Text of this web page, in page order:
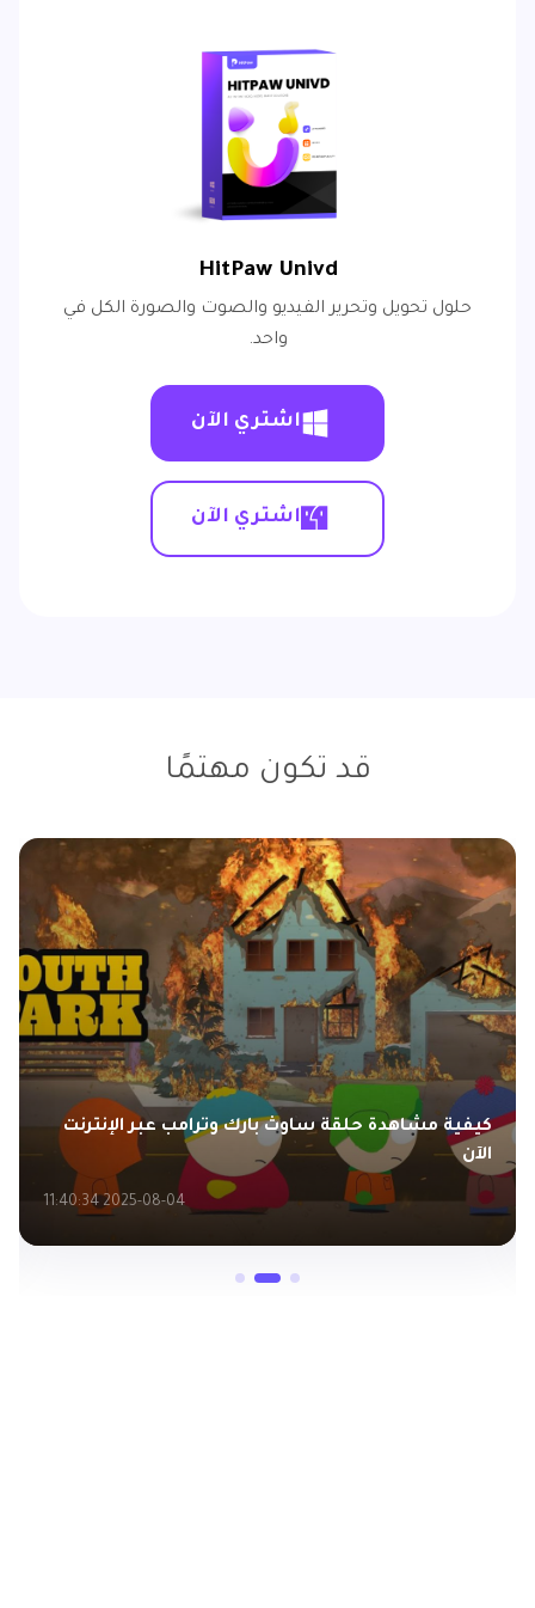
HitPaw Univd
حلول تحويل وتحرير الفيديو والصوت والصورة الكل في
واحد.
اشتري الآن
اشتري الآن
قد تكون مهتمًا
كيفية مشاهدة حلقة ساوث بارك وترامب عبر الإنترنت
الآن
2025-08-04 11:40:34